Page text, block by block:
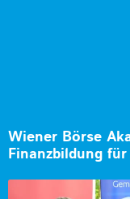
Wiener Börse
Finanzbildung